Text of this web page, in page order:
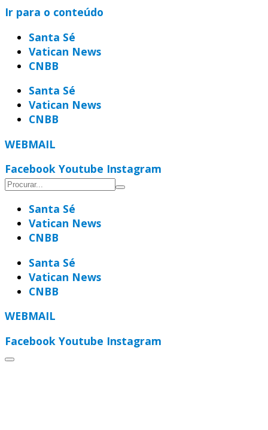
Ir para o conteúdo
Santa Sé
Vatican News
CNBB
Santa Sé
Vatican News
CNBB
WEBMAIL
Facebook Youtube Instagram
Santa Sé
Vatican News
CNBB
Santa Sé
Vatican News
CNBB
WEBMAIL
Facebook Youtube Instagram